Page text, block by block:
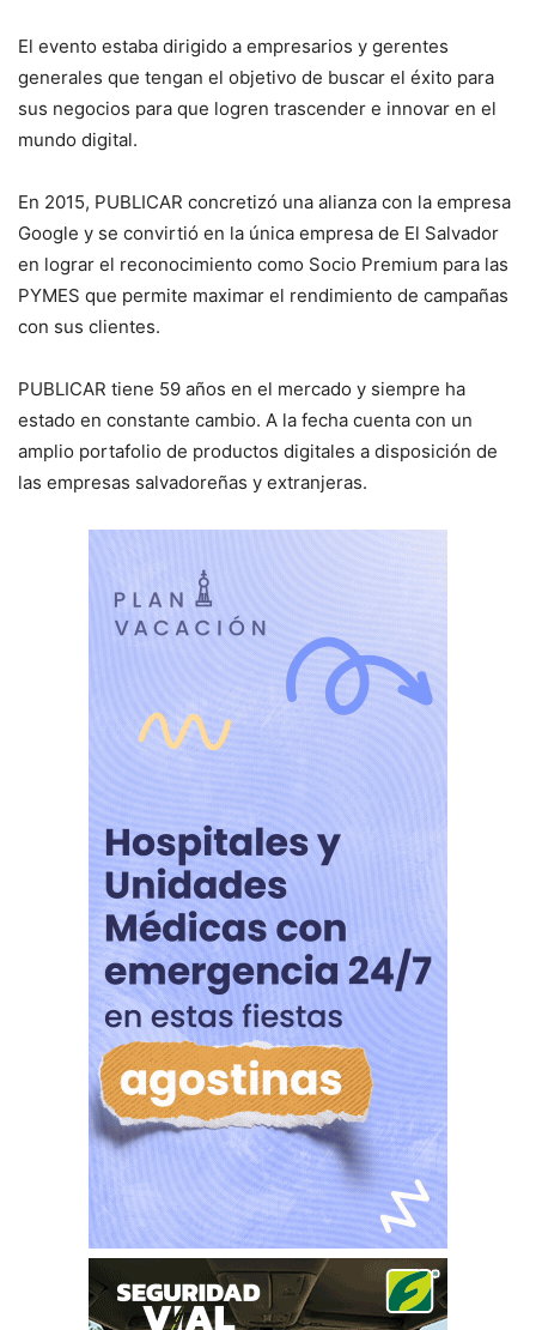
El evento estaba dirigido a empresarios y gerentes
generales que tengan el objetivo de buscar el éxito para
sus negocios para que logren trascender e innovar en el
mundo digital.
En 2015, PUBLICAR concretizó una alianza con la empresa
Google y se convirtió en la única empresa de El Salvador
en lograr el reconocimiento como Socio Premium para las
PYMES que permite maximar el rendimiento de campañas
con sus clientes.
PUBLICAR tiene 59 años en el mercado y siempre ha
estado en constante cambio. A la fecha cuenta con un
amplio portafolio de productos digitales a disposición de
las empresas salvadoreñas y extranjeras.